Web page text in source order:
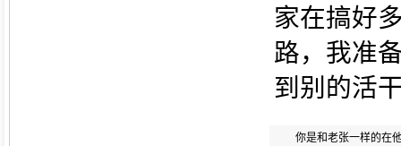
家在搞好
路，我准
到别的活
你是和老张一样的在